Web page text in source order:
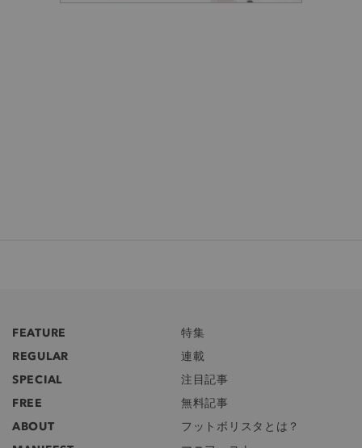
FEATURE
特集
REGULAR
連載
SPECIAL
注目記事
FREE
無料記事
ABOUT
フットボリスタとは？